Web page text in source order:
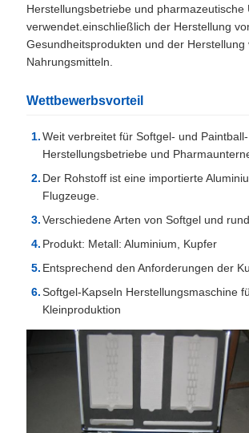
Herstellungsbetriebe und pharmazeutische
verwendet.einschließlich der Herstellung
Gesundheitsprodukten und der Herstellung
Nahrungsmitteln.
Wettbewerbsvorteil
Weit verbreitet für Softgel- und Paintball-
Herstellungsbetriebe und
Der Rohstoff ist eine importierte
Flugzeuge.
Verschiedene Arten von Softgel und
Produkt: Metall: Aluminium, Kupfer
Entsprechend den Anforderungen der
Softgel-Kapseln Herstellungsmaschine
Kleinproduktion